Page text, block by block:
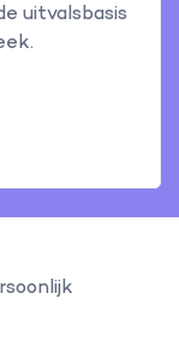
uitvalsbasis